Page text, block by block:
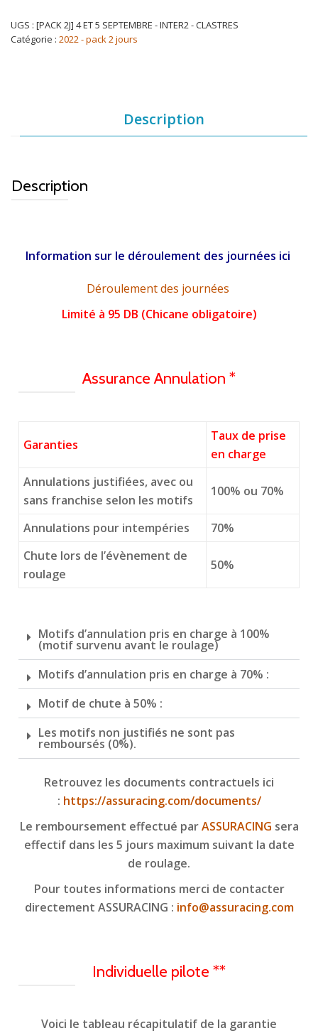
UGS : [PACK 2J] 4 ET 5 SEPTEMBRE - INTER2 - CLASTRES
Catégorie : 2022 - pack 2 jours
Description
Description
Information sur le déroulement des journées ici
Déroulement des journées
Limité à 95 DB (Chicane obligatoire)
Assurance Annulation *
Garanties
Taux de prise
en charge
Annulations justifiées, avec ou
sans franchise selon les motifs
100% ou 70%
Annulations pour intempéries
70%
Chute lors de l’évènement de
roulage
50%
Motifs d’annulation pris en charge à 100%
(motif survenu avant le roulage)
Motifs d’annulation pris en charge à 70% :
Motif de chute à 50% :
Les motifs non justifiés ne sont pas
remboursés (0%).
Retrouvez les documents contractuels ici
: https://assuracing.com/documents/
Le remboursement effectué parASSURACING sera
effectif dans les 5 jours maximum suivant la date
de roulage.
Pour toutes informations merci de contacter
directement ASSURACING : info@assuracing.com
Individuelle pilote **
Voici le tableau récapitulatif de la garantie